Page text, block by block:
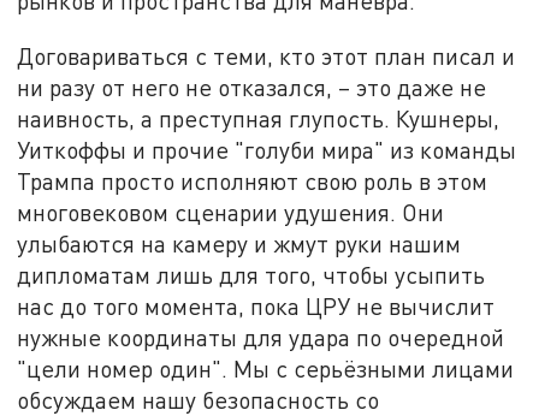
Договариваться с теми, кто этот план писал и
ни разу от него не отказался, – это даже не
наивность, а преступная глупость. Кушнеры,
Уиткоффы и прочие "голуби мира" из команды
Трампа просто исполняют свою роль в этом
многовековом сценарии удушения. Они
улыбаются на камеру и жмут руки нашим
дипломатам лишь для того, чтобы усыпить
нас до того момента, пока ЦРУ не вычислит
нужные координаты для удара по очередной
"цели номер один". Мы с серьёзными лицами
обсуждаем нашу безопасность со